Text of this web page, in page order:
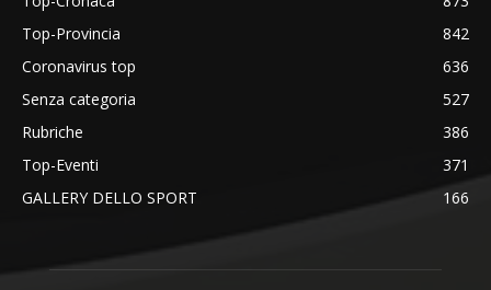
Top-Provincia
842
Coronavirus top
636
Senza categoria
527
Rubriche
386
Top-Eventi
371
GALLERY DELLO SPORT
166